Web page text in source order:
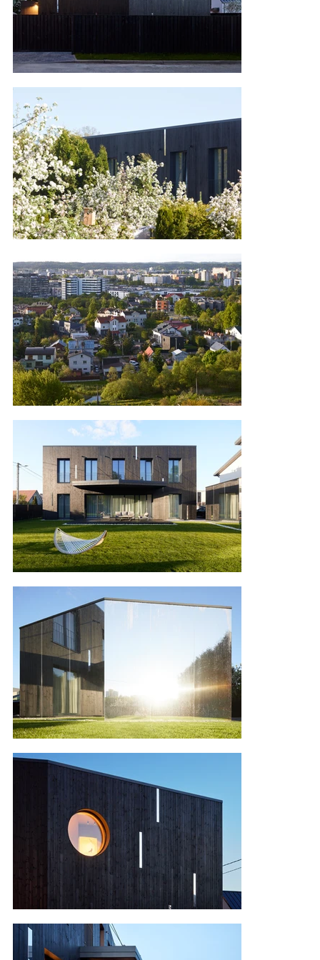
parinkome veidrodį ir taip per iliuziją išplėtėme
Vidus suskirstytas į aukštus. Pirmame aukšte yra
patalpa, darbo arba svečių kambarys. Antrame
aukšte yra trys miegamieji su dviem vonios
kambariais ir tuščia erdvė su vaizdu į pirmąjį
aukštą.
Pietinis fasadas turi ritmišką langų išdėstymą,
sustiprinantį paukščių namelio monolitinę ir
lakonišką formą. Bendrą namo formą
atkartojantis, pakabinatas terasos stogas daro
patrauklesnę lauko erdvę net lyjant.
savo itin margoje aplinkoje, lengvai atpažįstama
kaip šiuolaikiškas pastatas ir yra kvietimas naujai
architektūrai senesniame privačių namų
kvartale.